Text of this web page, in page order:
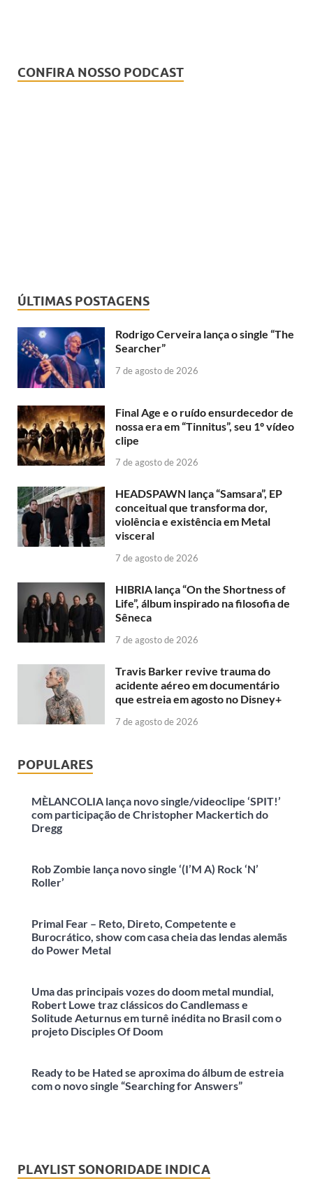
CONFIRA NOSSO PODCAST
ÚLTIMAS POSTAGENS
Rodrigo Cerveira lança o single “The
Searcher”
7 de agosto de 2026
Final Age e o ruído ensurdecedor de
nossa era em “Tinnitus”, seu 1º vídeo
clipe
7 de agosto de 2026
HEADSPAWN lança “Samsara”, EP
conceitual que transforma dor,
violência e existência em Metal
visceral
7 de agosto de 2026
HIBRIA lança “On the Shortness of
Life”, álbum inspirado na filosofia de
Sêneca
7 de agosto de 2026
Travis Barker revive trauma do
acidente aéreo em documentário
que estreia em agosto no Disney+
7 de agosto de 2026
POPULARES
MÈLANCOLIA lança novo single/videoclipe ‘SPIT!’
com participação de Christopher Mackertich do
Dregg
Rob Zombie lança novo single ‘(I’M A) Rock ‘N’
Roller’
Primal Fear – Reto, Direto, Competente e
Burocrático, show com casa cheia das lendas alemãs
do Power Metal
Uma das principais vozes do doom metal mundial,
Robert Lowe traz clássicos do Candlemass e
Solitude Aeturnus em turnê inédita no Brasil com o
projeto Disciples Of Doom
Ready to be Hated se aproxima do álbum de estreia
com o novo single “Searching for Answers”
PLAYLIST SONORIDADE INDICA